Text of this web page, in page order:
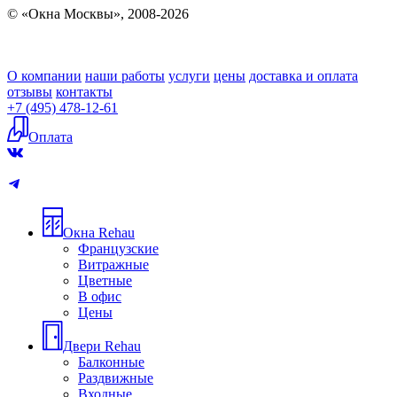
© «Окна Москвы», 2008-2026
О компании наши работы услуги цены доставка и оплата
отзывы контакты
+7 (495) 478-12-61
Оплата
Окна Rehau
Французские
Витражные
Цветные
В офис
Цены
Двери Rehau
Балконные
Раздвижные
Входные